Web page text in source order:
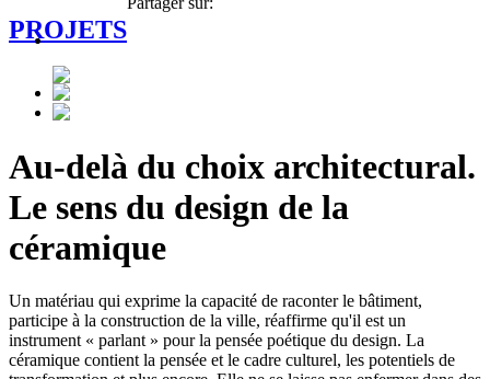
PROJETS
Au-delà du choix architectural.
Le sens du design de la
céramique
Un matériau qui exprime la capacité de raconter le bâtiment,
participe à la construction de la ville, réaffirme qu'il est un
instrument « parlant » pour la pensée poétique du design. La
céramique contient la pensée et le cadre culturel, les potentiels de